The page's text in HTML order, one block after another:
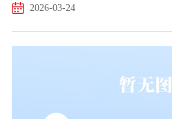
民政厅党组成员、副厅长蒋海东，广
2026-03-24